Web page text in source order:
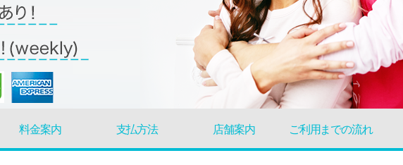
料金案内 支払方法 店舗案内 ご利用までの流れ